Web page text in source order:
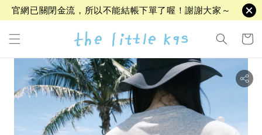
官網已關閉金流，所以不能結帳下單了喔！謝謝大家～